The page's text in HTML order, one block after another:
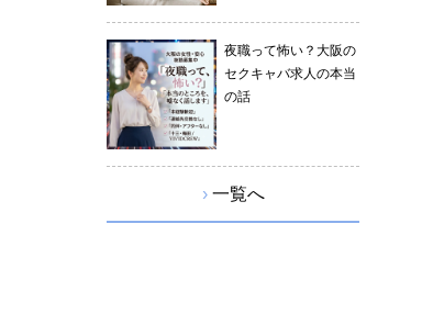
夜職って怖い？大阪の
セクキャバ求人の本当
の話
› 一覧へ